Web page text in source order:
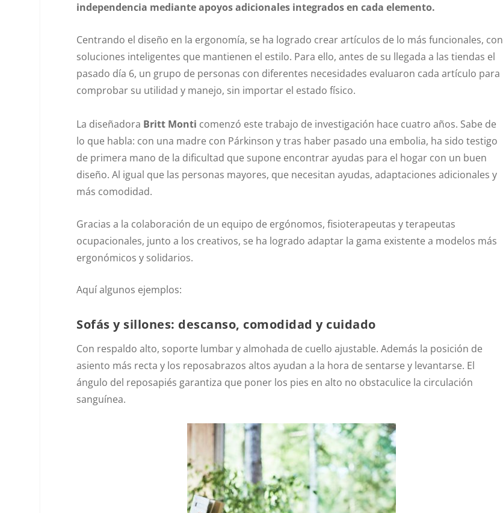
independencia mediante apoyos adicionales integrados en cada elemento.
Centrando el diseño en la ergonomía, se ha logrado crear artículos de lo más funcionales, con
soluciones inteligentes que mantienen el estilo. Para ello, antes de su llegada a las tiendas el
pasado día 6, un grupo de personas con diferentes necesidades evaluaron cada artículo para
comprobar su utilidad y manejo, sin importar el estado físico.
La diseñadora Britt Monti comenzó este trabajo de investigación hace cuatro años. Sabe de
lo que habla: con una madre con Párkinson y tras haber pasado una embolia, ha sido testigo
de primera mano de la dificultad que supone encontrar ayudas para el hogar con un buen
diseño. Al igual que las personas mayores, que necesitan ayudas, adaptaciones adicionales y
más comodidad.
Gracias a la colaboración de un equipo de ergónomos, fisioterapeutas y terapeutas
ocupacionales, junto a los creativos, se ha logrado adaptar la gama existente a modelos más
ergonómicos y solidarios.
Aquí algunos ejemplos:
Sofás y sillones: descanso, comodidad y cuidado
Con respaldo alto, soporte lumbar y almohada de cuello ajustable. Además la posición de
asiento más recta y los reposabrazos altos ayudan a la hora de sentarse y levantarse. El
ángulo del reposapiés garantiza que poner los pies en alto no obstaculice la circulación
sanguínea.